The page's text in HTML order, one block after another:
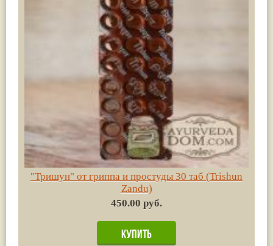
"Тришун" от гриппа и простуды 30 таб (Trishun
Zandu)
450.00 руб.